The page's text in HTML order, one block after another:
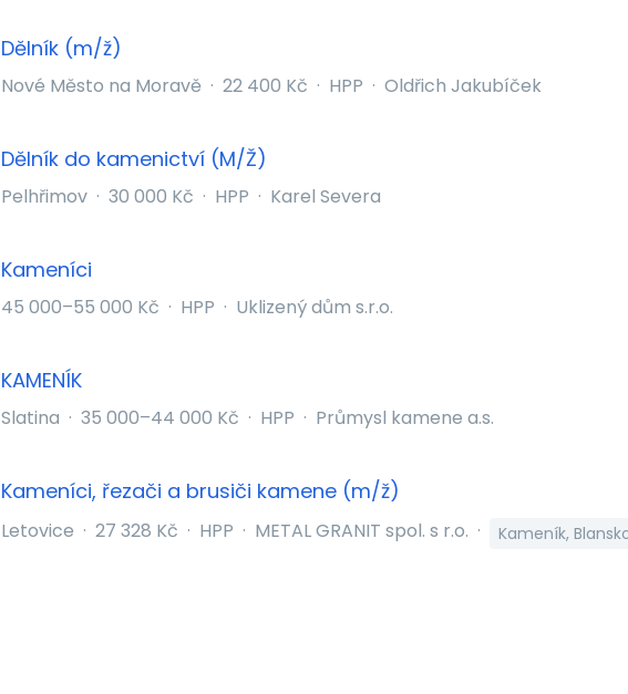
Dělník (m/ž)
Nové Město na Moravě · 22 400 Kč · HPP · Oldřich Jakubíček
Dělník do kamenictví (M/Ž)
Pelhřimov · 30 000 Kč · HPP · Karel Severa
Kameníci
45 000–55 000 Kč · HPP · Uklizený dům s.r.o.
KAMENÍK
Slatina · 35 000–44 000 Kč · HPP · Průmysl kamene a.s.
Kameníci, řezači a brusiči kamene (m/ž)
Letovice · 27 328 Kč · HPP · METAL GRANIT spol. s r.o. · Kameník,